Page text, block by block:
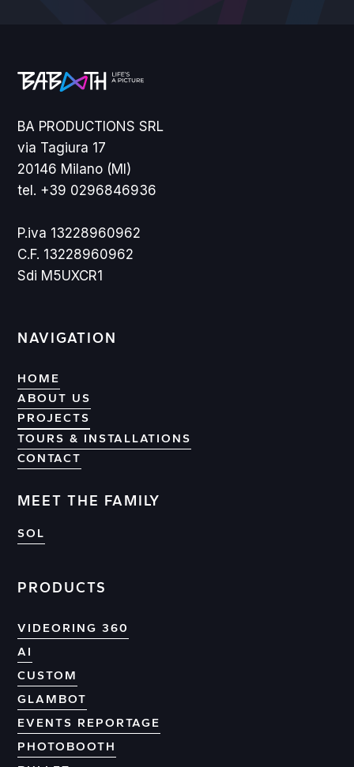
BA PRODUCTIONS SRL
via Tagiura 17
20146 Milano (MI)
tel. +39 0296846936
P.iva 13228960962
C.F. 13228960962
Sdi M5UXCR1
NAVIGATION
HOME
ABOUT US
PROJECTS
PROJECTS
TOURS & INSTALLATIONS
CONTACT
CONTACT
MEET THE FAMILY
SOL
PRODUCTS
VIDEORING 360
AI
CUSTOM
GLAMBOT
EVENTS REPORTAGE
PHOTOBOOTH